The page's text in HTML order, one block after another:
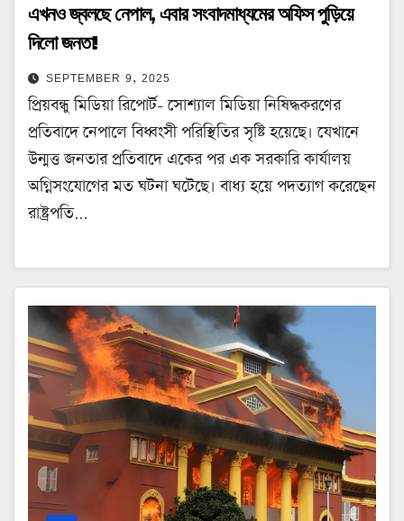
এখনও জ্বলছে নেপাল, এবার সংবাদমাধ্যমের অফিস পুড়িয়ে
দিলো জনতা!
SEPTEMBER 9, 2025
প্রিয়বন্ধু মিডিয়া রিপোর্ট- সোশ্যাল মিডিয়া নিষিদ্ধকরণের
প্রতিবাদে নেপালে বিধ্বংসী পরিস্থিতির সৃষ্টি হয়েছে। যেখানে
উন্মত্ত জনতার প্রতিবাদে একের পর এক সরকারি কার্যালয়
অগ্নিসংযোগের মত ঘটনা ঘটেছে। বাধ্য হয়ে পদত্যাগ করেছেন
রাষ্ট্রপতি…